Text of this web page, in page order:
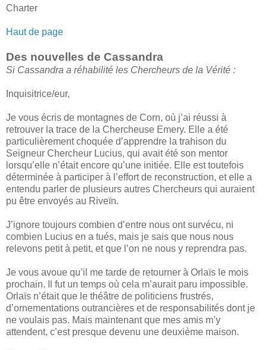
Charter
Haut de page
Des nouvelles de Cassandra
Si Cassandra a réhabilité les Chercheurs de la Vérité :
Inquisitrice/eur,
Je vous écris de montagnes de Corn, où j’ai réussi à
retrouver la trace de la Chercheuse Emery. Elle a été
particulièrement choquée d’apprendre la trahison du
Seigneur Chercheur Lucius, qui avait été son mentor
lorsqu’elle n’était encore qu’une initiée. Elle est toutefois
déterminée à participer à l’effort de reconstruction, et elle a
entendu parler de plusieurs autres Chercheurs qui auraient
pu être envoyés au Riveïn.
J’ignore toujours combien d’entre nous ont survécu, ni
combien Lucius en a tués, mais je sais que nous nous
relevons petit à petit, et que l’on ne nous y reprendra pas.
Je vous avoue qu’il me tarde de retourner à Orlaïs le mois
prochain. Il fut un temps où cela m’aurait paru impossible.
Orlaïs n’était que le théâtre de politiciens frustrés,
d’ornementations outrancières et de responsabilités dont je
ne voulais pas. Mais maintenant que mes amis m’y
attendent, c’est presque devenu une deuxième maison.